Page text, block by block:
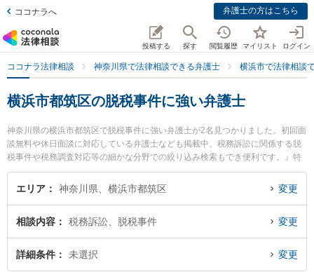
ココナラへ 弁護士の方はこちら
投稿する 探す 閲覧履歴 マイリスト ログイン
ココナラ法律相談 神奈川県で法律相談できる弁護士 横浜市で法律相談
横浜市都筑区の脱税事件に強い弁護士
神奈川県の横浜市都筑区で脱税事件に強い弁護士が2名見つかりました。初回面
談無料や休日面談に対応している弁護士なども掲載中。税務訴訟に関係する脱
税事件や税務調査対応等の細かな分野での絞り込み検索もでき便利です。』特
に神奈川港北法律事務所の黒田 清彰弁護士や都筑港北ニュータウン法律事務所
の塚田 雅久弁護士のプロフィール情報や弁護士費用、強みなどが注目されてい
検索したい』『初回相談無料で脱税事件を法律相談できる横浜市都筑区内の弁
護士に相談予約したい』などでお困りの相談者さんにおすすめです。
エリア 神奈川県、横浜市都筑区 変更
相談内容 税務訴訟、脱税事件 変更
詳細条件 未選択 変更